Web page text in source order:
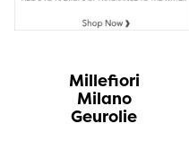
Millefiori
Milano
Geurolie